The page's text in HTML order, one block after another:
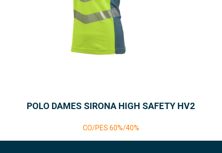
POLO DAMES SIRONA HIGH SAFETY HV2
CO/PES 60%/40%